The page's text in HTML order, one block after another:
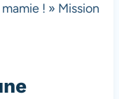
! » Mission